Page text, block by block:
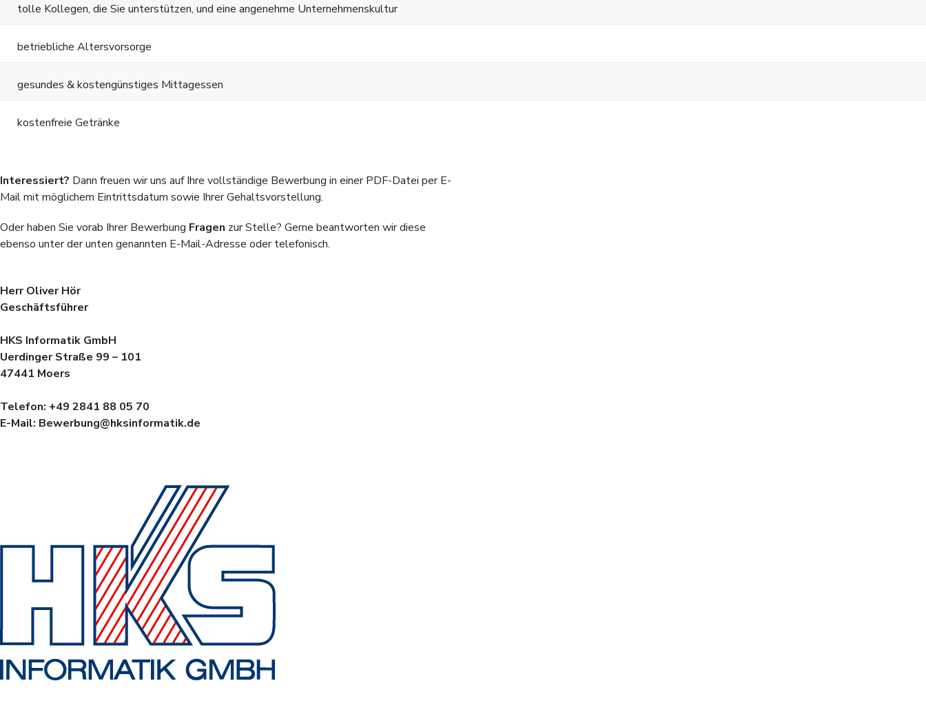
tolle Kollegen, die Sie unterstützen, und eine angenehme Unternehmenskultur
betriebliche Altersvorsorge
gesundes & kostengünstiges Mittagessen
kostenfreie Getränke
Interessiert? Dann freuen wir uns auf Ihre vollständige Bewerbung in einer PDF-Datei per E-
Mail mit möglichem Eintrittsdatum sowie Ihrer Gehaltsvorstellung.
Oder haben Sie vorab Ihrer Bewerbung Fragen zur Stelle? Gerne beantworten wir diese
ebenso unter der unten genannten E-Mail-Adresse oder telefonisch.
Herr Oliver Hör
Geschäftsführer
HKS Informatik GmbH
Uerdinger Straße 99 – 101
47441 Moers
Telefon: +49 2841 88 05 70
E-Mail: Bewerbung@hksinformatik.de